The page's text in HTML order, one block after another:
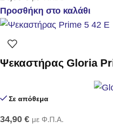
Προσθήκη στο καλάθι
Ψεκαστήρας Gloria
Σε απόθεμα
34,90 € με Φ.Π.Α.